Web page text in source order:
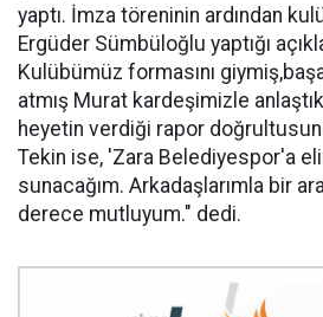
yaptı. İmza töreninin ardından
Ergüder Sümbüloğlu yaptığı
Kulübümüz formasını
atmış Murat kardeşimizle
heyetin verdiği rapor
Tekin ise, 'Zara Belediyespor'a
sunacağım. Arkadaşlarımla bir
derece mutluyum." dedi.